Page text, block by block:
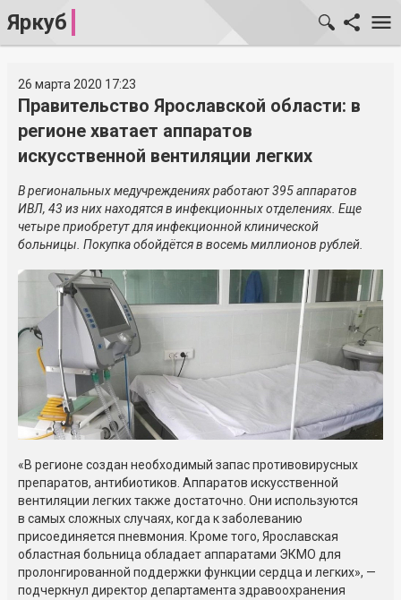
Яркуб
26 марта 2020 17:23
Правительство Ярославской области: в
регионе хватает аппаратов
искусственной вентиляции легких
В региональных медучреждениях работают 395 аппаратов
ИВЛ, 43 из них находятся в инфекционных отделениях. Еще
четыре приобретут для инфекционной клинической
больницы. Покупка обойдётся в восемь миллионов рублей.
«В регионе создан необходимый запас противовирусных
препаратов, антибиотиков. Аппаратов искусственной
вентиляции легких также достаточно. Они используются
в самых сложных случаях, когда к заболеванию
присоединяется пневмония. Кроме того, Ярославская
областная больница обладает аппаратами ЭКМО для
пролонгированной поддержки функции сердца и легких», —
подчеркнул директор департамента здравоохранения